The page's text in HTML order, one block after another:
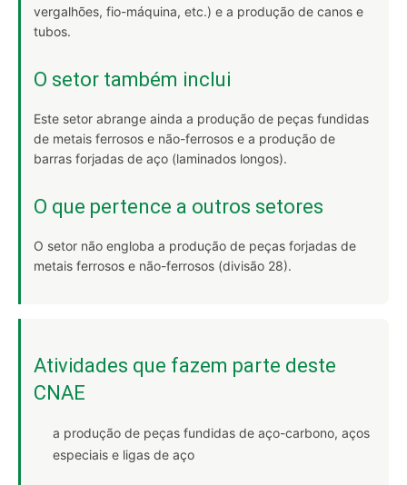
vergalhões, fio-máquina, etc.) e a produção de canos e
tubos.
O setor também inclui
Este setor abrange ainda a produção de peças fundidas
de metais ferrosos e não-ferrosos e a produção de
barras forjadas de aço (laminados longos).
O que pertence a outros setores
O setor não engloba a produção de peças forjadas de
metais ferrosos e não-ferrosos (divisão 28).
Atividades que fazem parte deste
CNAE
a produção de peças fundidas de aço-carbono, aços
especiais e ligas de aço